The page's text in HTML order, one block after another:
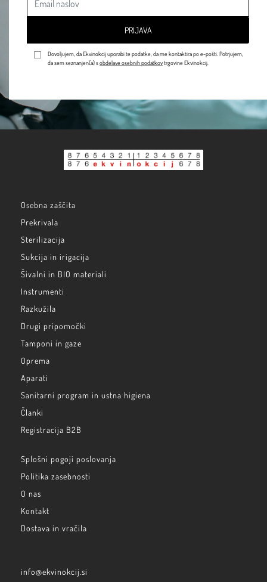
PRIJAVA
Dovoljujem, da Ekvinokcij uporabi te podatke, da me kontaktira po e-pošti. Potrjujem,
da sem seznanjen(a) sobdelave osebnih podatkovtrgovine Ekvinokcij.
Osebna zaščita
Prekrivala
Sterilizacija
Sukcija in irigacija
Šivalni in BIO materiali
Instrumenti
Razkužila
Drugi pripomočki
Tamponi in gaze
Oprema
Aparati
Sanitarni program in ustna higiena
Članki
Registracija B2B
Splošni pogoji poslovanja
Politika zasebnosti
O nas
Kontakt
Dostava in vračila
info@ekvinokcij.si